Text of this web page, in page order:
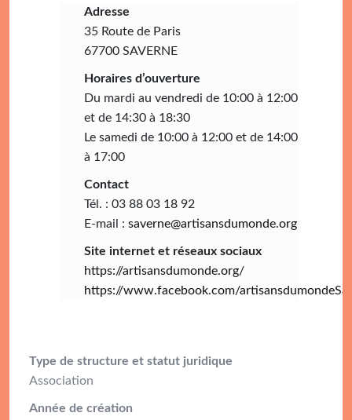
Adresse
35 Route de Paris
67700 SAVERNE
Horaires d’ouverture
Du mardi au vendredi de 10:00 à 12:00
et de 14:30 à 18:30
Le samedi de 10:00 à 12:00 et de 14:00
à 17:00
Contact
Tél. : 03 88 03 18 92
E-mail : saverne@artisansdumonde.org
Site internet et réseaux sociaux
https://artisansdumonde.org/
https://www.facebook.com/
Type de structure et statut juridique
Association
Année de création